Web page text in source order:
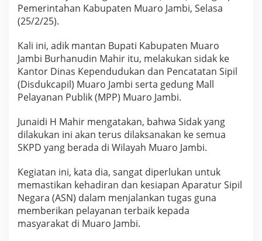
P
Pemerintahan Kabupaten Muaro Jambi, Selasa
(25/2/25).
Kali ini, adik mantan Bupati Kabupaten Muaro
Jambi Burhanudin Mahir itu, melakukan sidak ke
Kantor Dinas Kependudukan dan Pencatatan Sipil
(Disdukcapil) Muaro Jambi serta gedung Mall
Pelayanan Publik (MPP) Muaro Jambi.
Junaidi H Mahir mengatakan, bahwa Sidak yang
dilakukan ini akan terus dilaksanakan ke semua
SKPD yang berada di Wilayah Muaro Jambi.
Kegiatan ini, kata dia, sangat diperlukan untuk
memastikan kehadiran dan kesiapan Aparatur Sipil
Negara (ASN) dalam menjalankan tugas guna
memberikan pelayanan terbaik kepada
masyarakat di Muaro Jambi.